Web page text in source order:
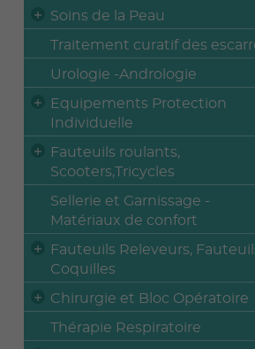
Soins de la Peau
Traitement curatif des
Urologie -Andrologie
Equipements Protection
Individuelle
Fauteuils roulants,
Scooters,Tricycles
Sellerie et Garnissage -
Matériaux de confort
Fauteuils Releveurs,
Coquilles
Chirurgie et Bloc Opératoire
Thérapie Respiratoire